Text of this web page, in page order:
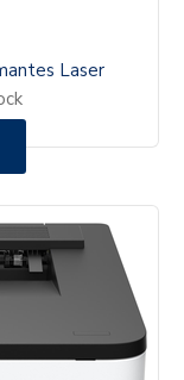
Laser